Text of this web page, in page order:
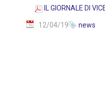
IL GIORNALE DI
12/04/19 news